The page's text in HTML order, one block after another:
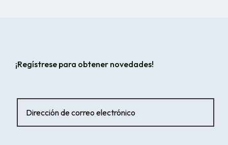
¡Regístrese para obtener novedades!